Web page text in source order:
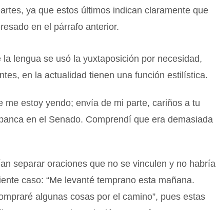
ya que estos últimos indican claramente que
en el párrafo anterior.
lengua se usó la yuxtaposición por necesidad,
en la actualidad tienen una función estilística.
me estoy yendo; envía de mi parte, cariños a tu
en el Senado. Comprendí que era demasiada
separar oraciones que no se vinculen y no habría
caso: “Me levanté temprano esta mañana.
algunas cosas por el camino”, pues estas